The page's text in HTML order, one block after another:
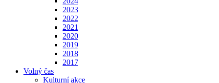
2023
2022
2021
2020
2019
2018
2017
Volný čas
Kulturní akce